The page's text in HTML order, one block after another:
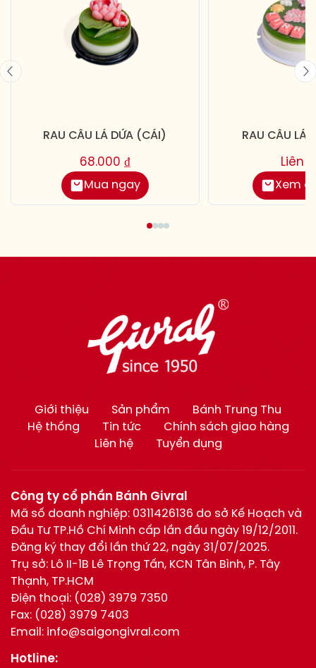
RAU CÂU LÁ DỨA (CÁI)
Mua ngay
68.000 ₫
RAU CÂU LÁ
Xem
Liên
Giới thiệu Sản phẩm
Bánh Trung Thu
Hệ thống
Tin tức
Chính sách giao hàng
Liên hệ
Tuyển dụng
Công ty cổ phần Bánh Givral
Mã số doanh nghiệp: 0311426136 do sở Kế Hoạch và
Đầu Tư TP.Hồ Chí Minh cấp lần đầu ngày 19/12/2011.
Đăng ký thay đổi lần thứ 22, ngày 31/07/2025.
Trụ sở: Lô II-1B Lê Trọng Tấn, KCN Tân Bình, P. Tây
Thạnh, TP.HCM
Điện thoại: (028) 3979 7350
Fax: (028) 3979 7403
Email: info@saigongivral.com
Hotline: